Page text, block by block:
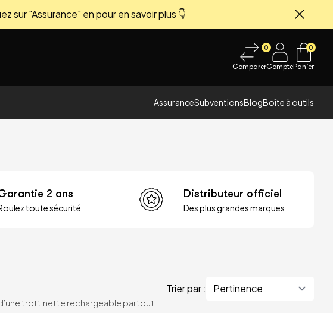
sur "Assurance" en pour en savoir plus 👇
0
ComparerCompte
0
Panier
AssuranceSubventionsBlogBoîte à outils
2 ans
toute sécurité
Distributeur officiel
Des plus grandes marques
trottinette rechargeable partout.
Trier par :